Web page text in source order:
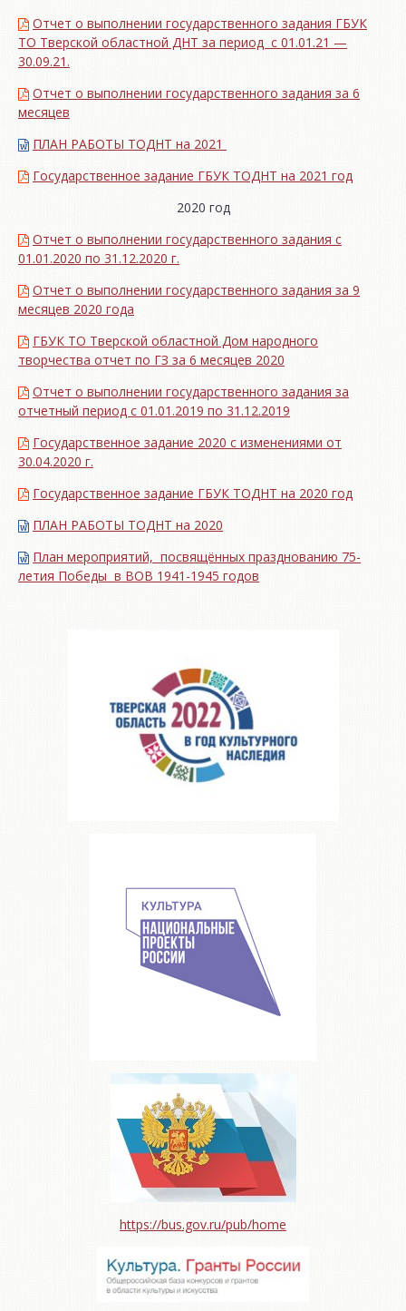
Отчет о выполнении государственного задания ГБУК
ТО Тверской областной ДНТ за период с 01.01.21 —
30.09.21.
Отчет о выполнении государственного задания за 6
месяцев
ПЛАН РАБОТЫ ТОДНТ на 2021
Государственное задание ГБУК ТОДНТ на 2021 год
2020 год
Отчет о выполнении государственного задания с
01.01.2020 по 31.12.2020 г.
Отчет о выполнении государственного задания за 9
месяцев 2020 года
ГБУК ТО Тверской областной Дом народного
творчества отчет по ГЗ за 6 месяцев 2020
Отчет о выполнении государственного задания за
отчетный период с 01.01.2019 по 31.12.2019
Государственное задание 2020 с изменениями от
30.04.2020 г.
Государственное задание ГБУК ТОДНТ на 2020 год
ПЛАН РАБОТЫ ТОДНТ на 2020
План мероприятий, посвящённых празднованию 75-
летия Победы в ВОВ 1941-1945 годов
https://bus.gov.ru/pub/home